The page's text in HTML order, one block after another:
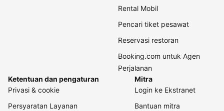
Rental Mobil
Pencari tiket pesawat
Reservasi restoran
Booking.com untuk Agen
Perjalanan
Ketentuan dan pengaturan
Privasi & cookie
Persyaratan Layanan
Mitra
Login ke Ekstranet
Bantuan mitra